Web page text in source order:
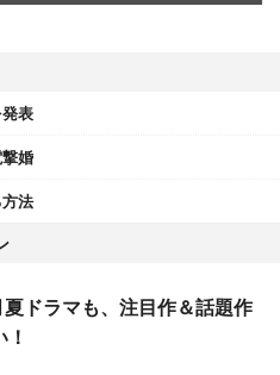
表
婚
法
ドラマも、注目作＆話題作